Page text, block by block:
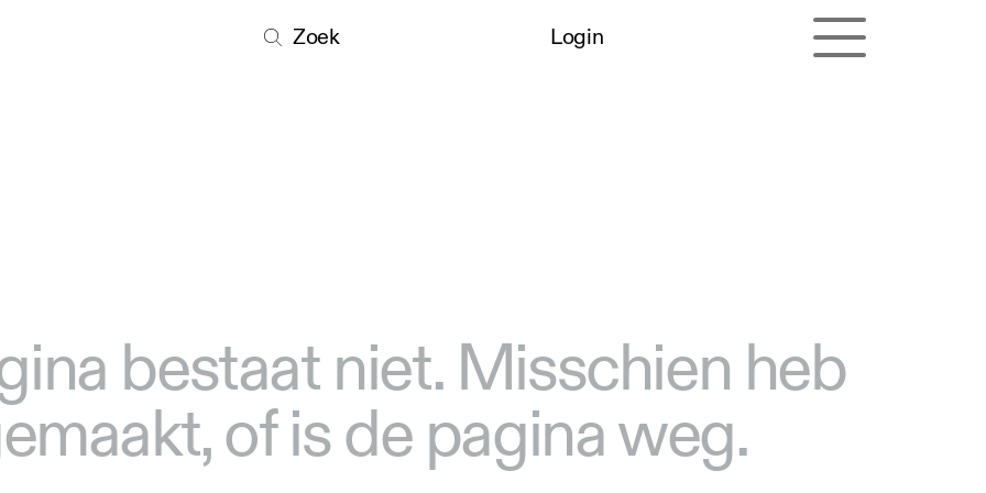
Zoek Login
bestaat niet. Misschien heb
of is de pagina weg.